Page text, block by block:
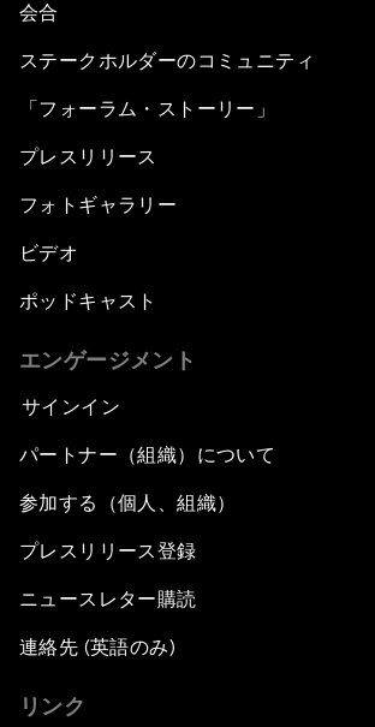
会合
ステークホルダーのコミュニティ
「フォーラム・ストーリー」
プレスリリース
フォトギャラリー
ビデオ
ポッドキャスト
エンゲージメント
サインイン
パートナー（組織）について
参加する（個人、組織）
プレスリリース登録
ニュースレター購読
連絡先 (英語のみ)
リンク